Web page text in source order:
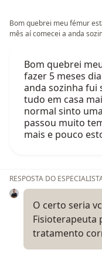
Bom quebrei meu fémur
mês aí comecei a anda
Bom quebrei
fazer 5 meses
anda sozinha fui
tudo em casa
normal sinto
passou muito
mais e pouco
RESPOSTA DO
O certo seria
Fisioterapeuta
tratamento